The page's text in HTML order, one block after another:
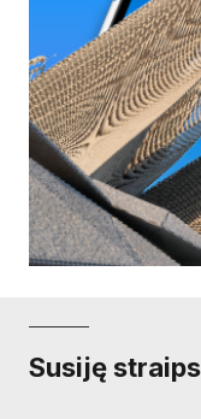
Susiję